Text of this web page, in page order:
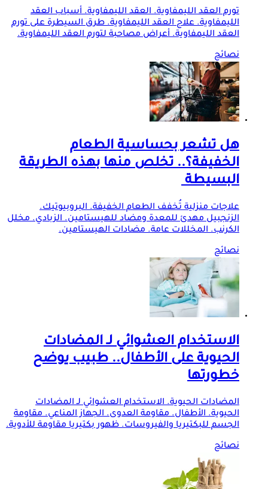
تورم العقد الليمفاوية. العقد الليمفاوية. أسباب العقد
الليمفاوية. علاج العقد الليمفاوية. طرق السيطرة على تورم
العقد الليمفاوية. أعراض مصاحبة لتورم العقد الليمفاوية.
نصائح
هل تشعر بحساسية الطعام
الخفيفة؟.. تخلص منها بهذه الطريقة
البسيطة
علاجات منزلية تُخفف الطعام الخفيفة. البروبيوتيك.
الزنجبيل مهدئ للمعدة ومضاد للهيستامين. الزبادي. مخلل
الكرنب. المخللات عامة. مضادات الهيستامين.
نصائح
الاستخدام العشوائي لـ المضادات
الحيوية على الأطفال.. طبيب يوضح
خطورتها
المضادات الحيوية. الاستخدام العشوائي لـ المضادات
الحيوية. الأطفال. مقاومة العدوى. الجهاز المناعي. مقاومة
الجسم للبكتيريا والفيروسات. ظهور بكتيريا مقاومة للأدوية.
نصائح